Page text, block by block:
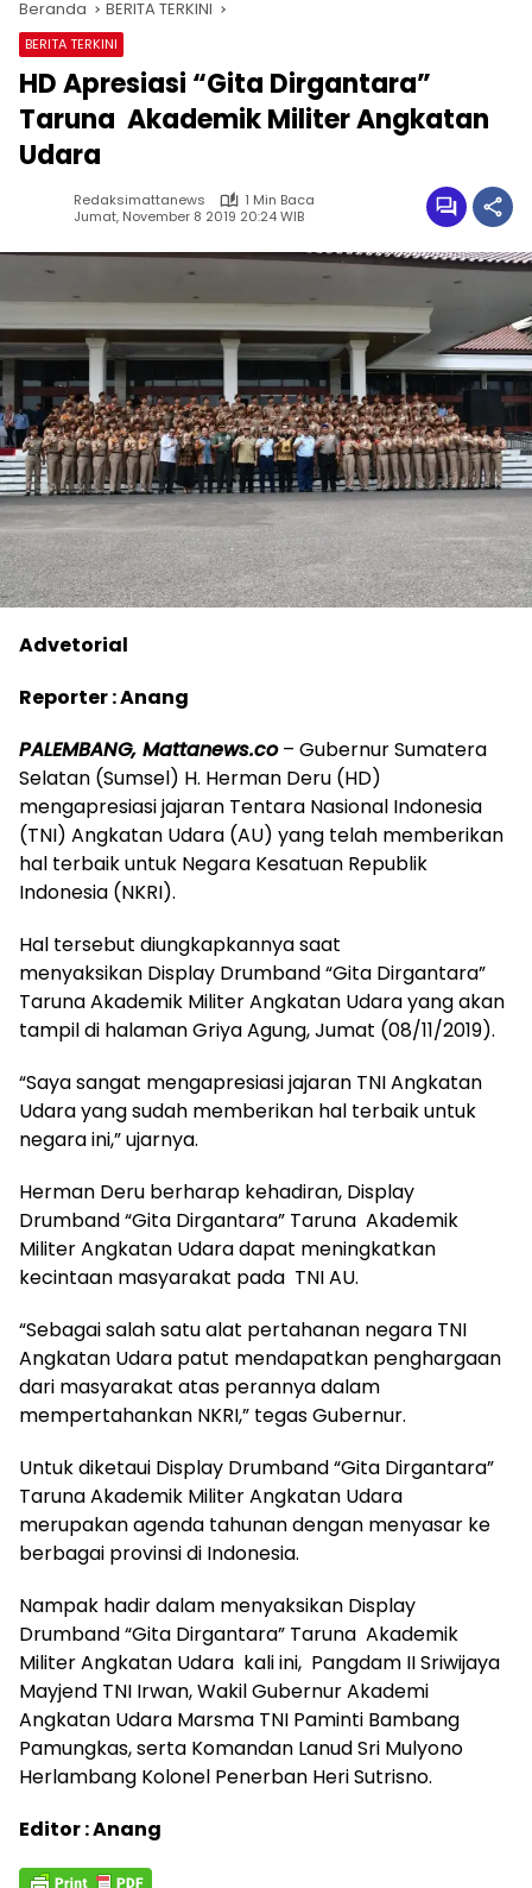
Beranda BERITA TERKINI
BERITA TERKINI
HD Apresiasi “Gita Dirgantara”
Taruna Akademik Militer Angkatan
Udara
Redaksimattanews
1 Min Baca
Jumat, November 8 2019 20:24 WIB
Advetorial
Reporter : Anang
PALEMBANG, Mattanews.co– Gubernur Sumatera
Selatan (Sumsel) H. Herman Deru (HD)
mengapresiasi jajaran Tentara Nasional Indonesia
(TNI) Angkatan Udara (AU) yang telah memberikan
hal terbaik untuk Negara Kesatuan Republik
Indonesia (NKRI).
Hal tersebut diungkapkannya saat
menyaksikan Display Drumband “Gita Dirgantara”
Taruna Akademik Militer Angkatan Udara yang akan
tampil di halaman Griya Agung, Jumat (08/11/2019).
“Saya sangat mengapresiasi jajaran TNI Angkatan
Udara yang sudah memberikan hal terbaik untuk
negara ini,” ujarnya.
Herman Deru berharap kehadiran, Display
Drumband “Gita Dirgantara” Taruna Akademik
Militer Angkatan Udara dapat meningkatkan
kecintaan masyarakat pada TNI AU.
“Sebagai salah satu alat pertahanan negara TNI
Angkatan Udara patut mendapatkan penghargaan
dari masyarakat atas perannya dalam
mempertahankan NKRI,” tegas Gubernur.
Untuk diketaui Display Drumband “Gita Dirgantara”
Taruna Akademik Militer Angkatan Udara
merupakan agenda tahunan dengan menyasar ke
berbagai provinsi di Indonesia.
Nampak hadir dalam menyaksikan Display
Drumband “Gita Dirgantara” Taruna Akademik
Militer Angkatan Udara kali ini, Pangdam II Sriwijaya
Mayjend TNI Irwan, Wakil Gubernur Akademi
Angkatan Udara Marsma TNI Paminti Bambang
Pamungkas, serta Komandan Lanud Sri Mulyono
Herlambang Kolonel Penerban Heri Sutrisno.
Editor : Anang